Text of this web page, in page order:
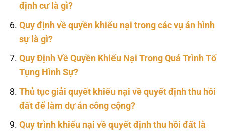
định cư là gì?
Quy định về quyền khiếu nại trong các vụ án hình
sự là gì?
Quy Định Về Quyền Khiếu Nại Trong Quá Trình Tố
Tụng Hình Sự?
Thủ tục giải quyết khiếu nại về quyết định thu hồi
đất để làm dự án công cộng?
Quy trình khiếu nại về quyết định thu hồi đất là